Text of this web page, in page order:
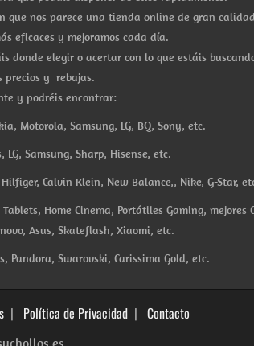
que nos parece una tienda online de gran
eficaces y mejoramos cada día.
donde elegir o acertar con lo que estáis
precios y rebajas.
y podréis encontrar:
Motorola, Samsung, LG, BQ, Sony, etc.
Samsung, Sharp, Hisense, etc.
Calvin Klein, New Balance,, Nike, G-Star,
Home Cinema, Portátiles Gaming, mejores
Asus, Skateflash, Xiaomi, etc.
Pandora, Swarovski, Carissima Gold, etc.
Política de Privacidad Contacto